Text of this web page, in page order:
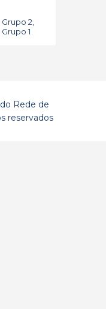
2,
1
Rede de
reservados